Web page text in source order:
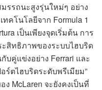
รรถนะสูงรุ่นใหม่ๆ อย่าง
คโนโลยีจาก Formula 1
เป็นเพียงจุดเริ่มต้น การ
ะสิทธิภาพของระบบไฮบริด
คู่แข่งอย่าง Ferrari และ
ร์ตไฮบริดระดับพรีเมียม”
ง McLaren จะยังคงเป็นที่